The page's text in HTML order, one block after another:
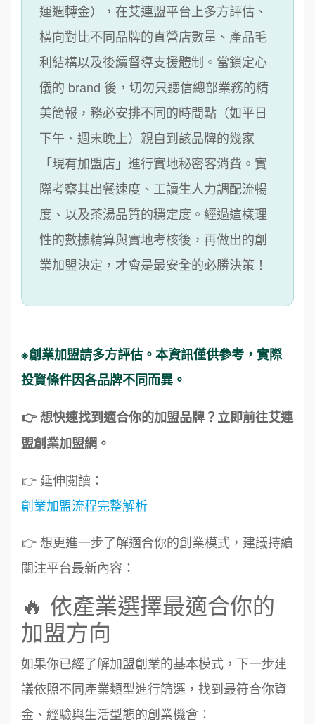
運週轉金），在艾連盟平台上多方評估、
橫向對比不同品牌的直營店數量、產品毛
利結構以及後續督導支援體制。當鎖定心
儀的 brand 後，切勿只聽信總部業務的精
美簡報，務必安排不同的時間點（如平日
下午、週末晚上）親自到該品牌的幾家
「現有加盟店」進行實地秘密客消費。實
際考察其出餐速度、工讀生人力調配流暢
度、以及茶湯品質的穩定度。經過這樣理
性的數據精算與實地考核後，再做出的創
業加盟決定，才會是最安全的必勝決策！
※創業加盟請多方評估。本資訊僅供參考，實際
投資條件因各品牌不同而異。
👉 想快速找到適合你的加盟品牌？立即前往艾連
盟創業加盟網。
👉 延伸閱讀：
創業加盟流程完整解析
👉 想更進一步了解適合你的創業模式，建議持續
關注平台最新內容：
🔥 依產業選擇最適合你的
加盟方向
如果你已經了解加盟創業的基本模式，下一步建
議依照不同產業類型進行篩選，找到最符合你資
金、經驗與生活型態的創業機會：